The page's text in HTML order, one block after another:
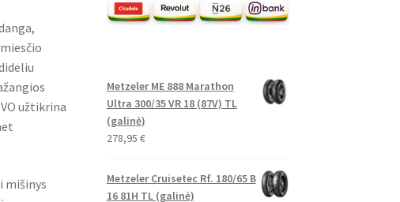
užtikrina
mišinys
Metzeler ME 888 Marathon
Ultra 300/35 VR 18 (87V) TL
(galinė)
278,95 €
Metzeler Cruisetec Rf. 180/65 B
16 81H TL (galinė)